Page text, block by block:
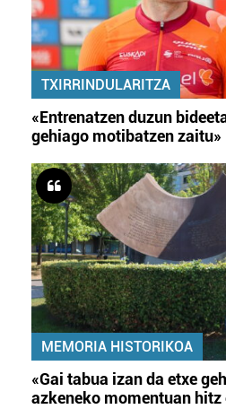
TXIRRINDULARITZA
«Entrenatzen duzun
gehiago motibatzen zaitu»
MEMORIA HISTORIKOA
«Gai tabua izan da etxe
azkeneko momentuan hitz